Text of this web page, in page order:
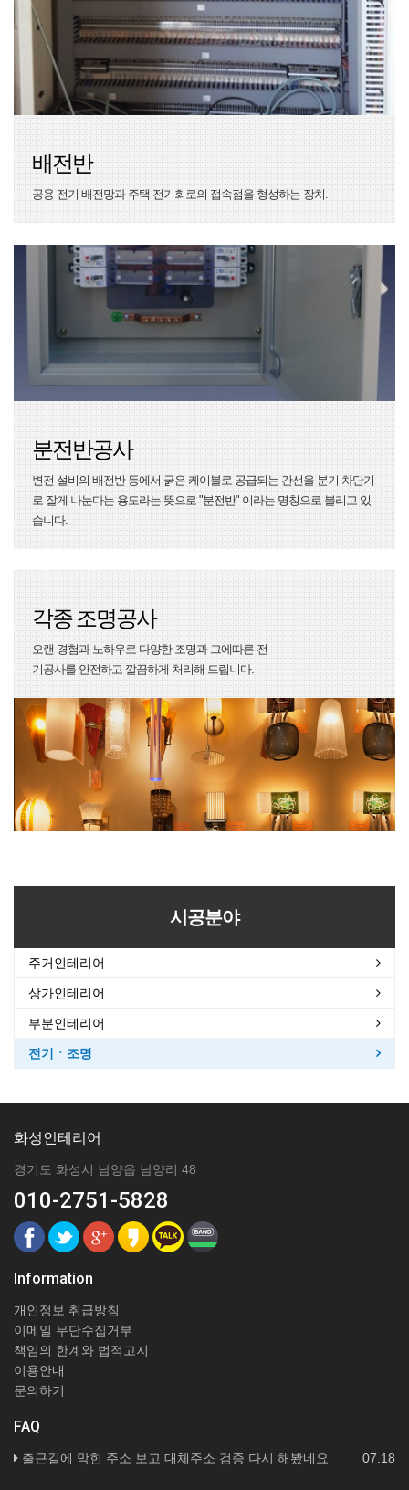
배전반
공용 전기 배전망과 주택 전기회로의 접속점을 형성하는 장치.
분전반공사
변전 설비의 배전반 등에서 굵은 케이블로 공급되는 간선을 분기 차단기
로 잘게 나눈다는 용도라는 뜻으로 "분전반" 이라는 명칭으로 불리고 있
습니다.
각종 조명공사
오랜 경험과 노하우로 다양한 조명과 그에따른 전
기공사를 안전하고 깔끔하게 처리해 드립니다.
시공분야
주거인테리어
상가인테리어
부분인테리어
전기ㆍ조명
화성인테리어
경기도 화성시 남양읍 남양리 48
010-2751-5828
Information
개인정보 취급방침
이메일 무단수집거부
책임의 한계와 법적고지
이용안내
문의하기
FAQ
07.18
출근길에 막힌 주소 보고 대체주소 검증 다시 해봤네요